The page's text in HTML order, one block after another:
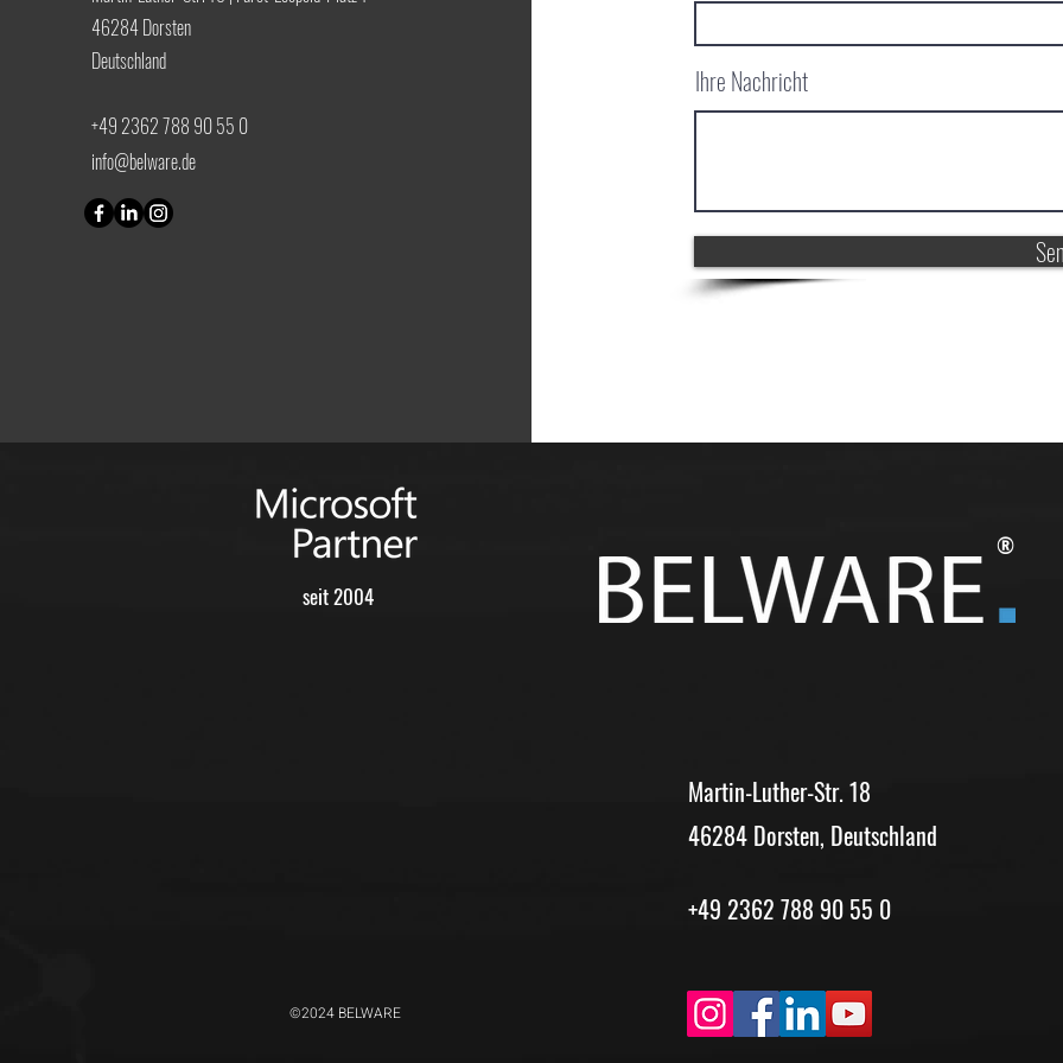
46284 Dorsten
Deutschland
+49 2362 788 90 55 0
info@belware.de
Ihre Nachricht
seit 2004
®
Martin-Luther-Str. 18
46284 Dorsten, Deutschland
+49 2362 788 90 55 0
©2024 BELWARE